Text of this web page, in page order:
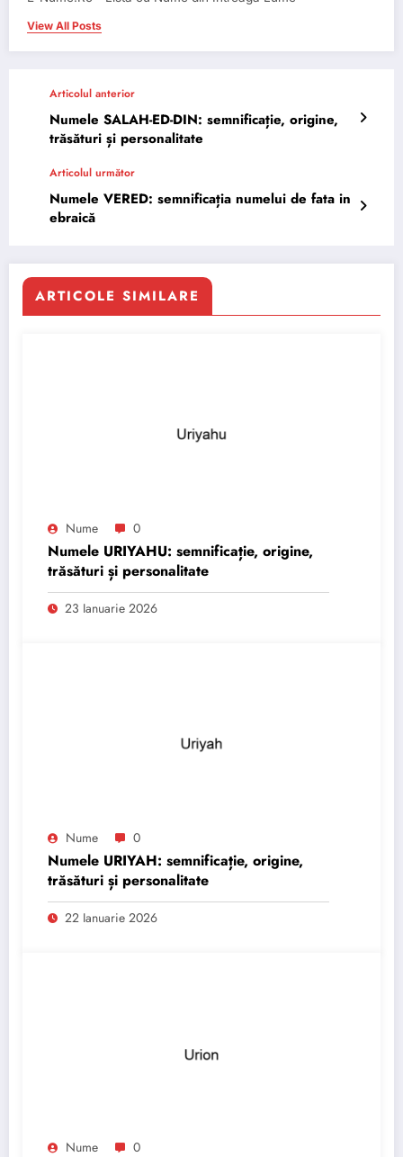
View All Posts
Articolul anterior
Numele SALAH-ED-DIN: semnificație, origine,
trăsături și personalitate
Articolul următor
Numele VERED: semnificația numelui de fata in
ebraică
ARTICOLE SIMILARE
Nume 0
Numele URIYAHU: semnificație, origine,
trăsături și personalitate
23 Ianuarie 2026
Nume 0
Numele URIYAH: semnificație, origine,
trăsături și personalitate
22 Ianuarie 2026
Nume 0